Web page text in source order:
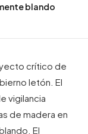
blando
crítico de
letón. El
vigilancia
de madera en
El